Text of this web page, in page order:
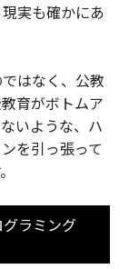
実も確かにあ
はなく、公教
育がボトムア
いような、ハ
を引っ張って
ラミング